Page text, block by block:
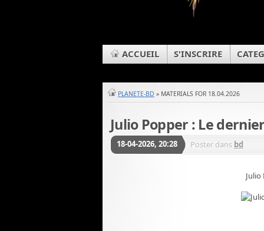
ACCUEIL S'INSCRIRE
PLANETE-BD » MATERIALS FOR 18.04.2026
Julio Popper : Le
18-04-2026, 20:28 Poster dans bd
Julio